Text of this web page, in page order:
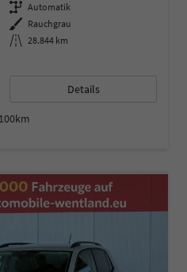
Getriebe Automatik
Außenfarbe Rauchgrau
Kilometerstand 28.844 km
Details